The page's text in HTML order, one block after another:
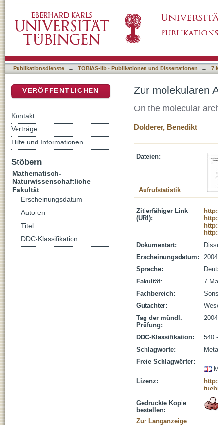
Publikationsdienste → TOBIAS-lib - Publikationen und Dissertationen → 7
Zur molekularen
On the molecular
Dolderer, Benedikt
Dateien:
Aufrufstatistik
Zitierfähiger Link
(URI):
Dokumentart:
Erscheinungsdatum:
2004
Sprache:
Fakultät:
7
Fachbereich:
Gutachter:
Tag der mündl.
Prüfung:
DDC-Klassifikation:
540
Schlagworte:
Freie Schlagwörter:
Lizenz:
Gedruckte Kopie
bestellen:
Zur Langanzeige
VERÖFFENTLICHEN
Kontakt
Verträge
Hilfe und Informationen
Stöbern
Mathematisch-
Naturwissenschaftliche
Fakultät
Erscheinungsdatum
Autoren
Titel
DDC-Klassifikation